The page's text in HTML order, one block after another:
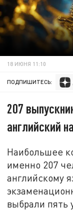
18 ИЮНЯ 11:10
ПОДПИШИТЕСЬ:
207
английский
Наибольшее
именно 207
английскому
выбрали пять